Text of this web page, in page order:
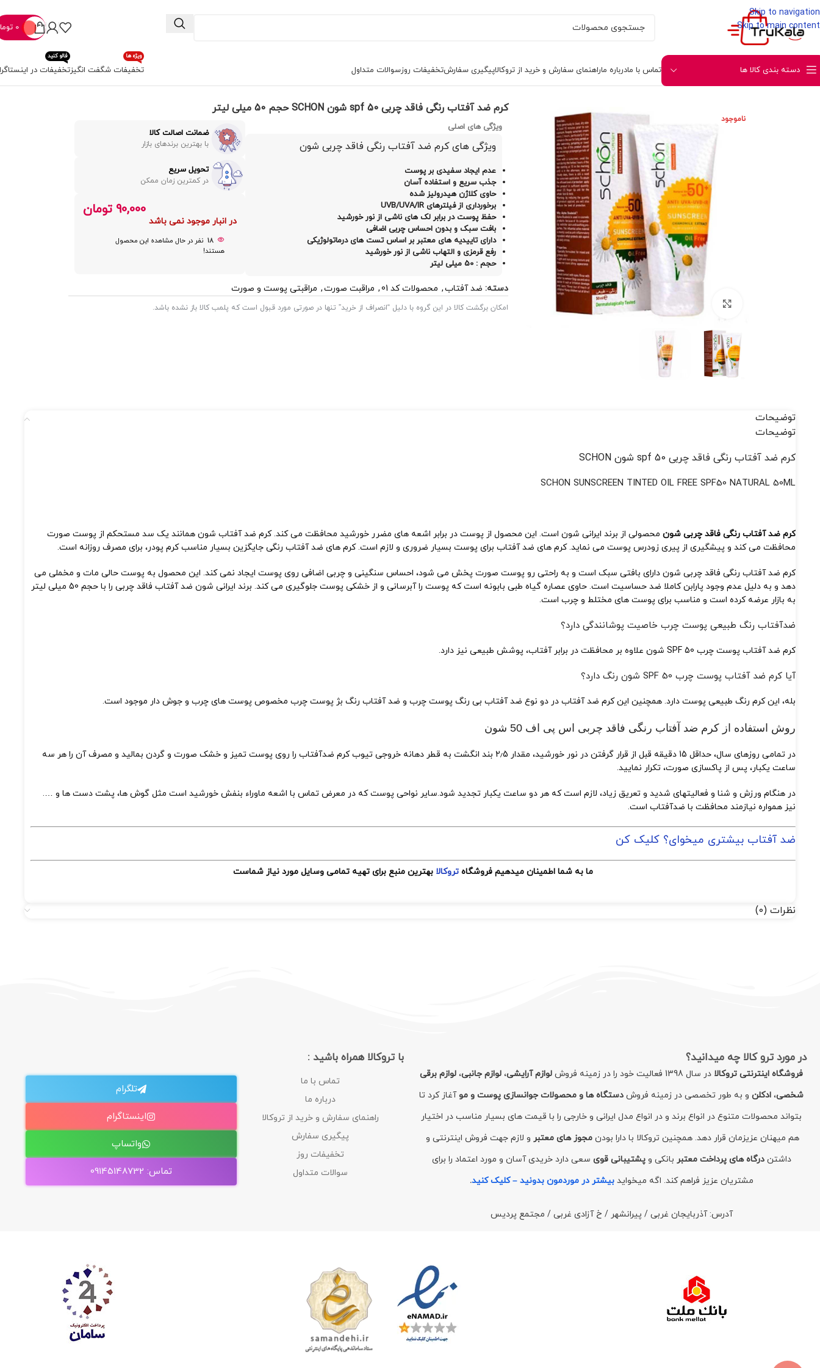
Skip to navigation
Skip to main content
0
دسته بندی کالا ها تماس با مادرباره ماراهنمای سفارش و خرید از تروکالاپیگیری سفارشتخفیفات روزسوالات متداول تخفیفات شگفت انگیز
ویژه ها
تخفیفات در
فالو کنید
مراقبتی پوست و صورت
ناموجود
بزرگنمایی تصویر
کرم ضد آفتاب رنگی فاقد چربی spf 50 شون SCHON حجم 50 میلی لیتر
ویژگی های اصلی
ویژگی های کرم ضد آفتاب رنگی فاقد چربی شون
عدم ایجاد سفیدی بر پوست
جذب سریع و استفاده آسان
حاوی کلاژن هیدرولیز شده
برخورداری از فیلترهای UVB/UVA/IR
حفظ پوست در برابر لک های ناشی از نور خورشید
بافت سبک و بدون احساس چربی اضافی
دارای تاییدیه های معتبر بر اساس تست های درماتولوژیکی
رفع قرمزی و التهاب ناشی از نور خورشید
حجم : 50 میلی لیتر
ضمانت اصالت کالا
با بهترین برندهای بازار
تحویل سریع
در کمترین زمان ممکن
90,000 تومان
در انبار موجود نمی باشد
18 نفر در حال مشاهده این محصول
هستند!
دسته: ضد آفتاب, محصولات کد 01 , مراقبت صورت, مراقبتی پوست و صورت
امکان برگشت کالا در این گروه با دلیل “انصراف از خرید” تنها در صورتی مورد قبول است که پلمب کالا باز نشده باشد.
توضیحات
توضیحات
کرم ضد آفتاب رنگی فاقد چربی spf 50 شون SCHON
SCHON SUNSCREEN TINTED OIL FREE SPF50 NATURAL 50ML
کرم ضد آفتاب رنگی فاقد چربی شون محصولی از برند ایرانی شون است. این محصول از پوست در برابر اشعه های مضرر خورشید محافظت می کند. کرم ضد آفتاب شون همانند یک سد مستحکم از پوست صورت
محافظت می کند و پیشگیری از پیری زودرس پوست می نماید. کرم های ضد آفتاب برای پوست بسیار ضروری و لازم است. کرم های ضد آفتاب رنگی جایگزین بسیار مناسب کرم پودر، برای مصرف روزانه است.
کرم ضد آفتاب رنگی فاقد چربی شون دارای بافتی سبک است و به راحتی رو پوست صورت پخش می شود، احساس سنگینی و چربی اضافی روی پوست ایجاد نمی کند. این محصول به پوست حالی مات و مخملی می
دهد و به دلیل عدم وجود پارابن کاملا ضد حساسیت است. حاوی عصاره گیاه طبی بابونه است که پوست را آبرسانی و از خشکی پوست جلوگیری می کند. برند ایرانی شون ضد آفتاب فاقد چربی را با حجم 50 میلی لیتر
به بازار عرضه کرده است و مناسب برای پوست های مختلط و چرب است.
ضدآفتاب رنگ طبیعی پوست چرب خاصیت پوشانندگی دارد؟
کرم ضد آفتاب پوست چرب SPF 50 شون علاوه بر محافظت در برابر آفتاب، پوشش طبیعی نیز دارد.
آیا کرم ضد آفتاب پوست چرب SPF 50 شون رنگ دارد؟
بله، این کرم رنگ طبیعی پوست دارد. همچنین این کرم ضد آفتاب در دو نوع ضد آفتاب بی رنگ پوست چرب و ضد آفتاب رنگ بژ پوست چرب مخصوص پوست های چرب و جوش دار موجود است.
روش استفاده از کرم ضد آفتاب رنگی فاقد چربی اس پی اف 50 شون
در تمامی روزهای سال، حداقل 15 دقیقه قبل از قرار گرفتن در نور خورشید، مقدار 2٫5 بند انگشت به قطر دهانه خروجی تیوب کرم ضدآفتاب را روی پوست تمیز و خشک صورت و گردن بمالید و مصرف آن را هر سه
ساعت یکبار، پس از پاکسازی صورت، تکرار نمایید.
در هنگام ورزش و شنا و فعالیتهای شدید و تعریق زیاد، لازم است که هر دو ساعت یکبار تجدید شود.سایر نواحی پوست که در معرض تماس با اشعه ماوراء بنفش خورشید است مثل گوش ها، پشت دست ها و ….
نیز همواره نیازمند محافظت با ضدآفتاب است.
ضد آفتاب بیشتری میخوای؟ کلیک کن
ما به شما اطمینان میدهیم فروشگاه تروکالا بهترین منبع برای تهیه تمامی وسایل مورد نیاز شماست
نظرات (0)
در مورد ترو کالا چه میدانید؟
فروشگاه اینترنتی تروکالا در سال 1398 فعالیت خود را در زمینه فروش لوازم آرایشی، لوازم جانبی، لوازم برقی
شخصی، ادکلنو به طور تخصصی در زمینه فروش دستگاه ها و محصولات جوانسازی پوست و موآغاز کرد تا
بتواند محصولات متنوع در انواع برند و در انواع مدل ایرانی و خارجی را با قیمت های بسیار مناسب در اختیار
هم میهنان عزیزمان قرار دهد. همچنین تروکالا با دارا بودن مجوز های معتبرو لازم جهت فروش اینترنتی و
داشتندرگاه های پرداخت معتبر بانکی وپشتیبانی قوی سعی دارد خریدی آسان و مورد اعتماد را برای
مشتریان عزیز فراهم کند. اگه میخوایدبیشتر در موردمون بدونید – کلیک کنید.
آدرس: آذربایجان غربی / پیرانشهر / خ آزادی غربی / مجتمع پردیس
با تروکالا همراه باشید :
تماس با ما
درباره ما
راهنمای سفارش و خرید از تروکالا
پیگیری سفارش
تخفیفات روز
سوالات متداول
تلگرام
اینستاگرام
واتساپ
تماس: 09145148732